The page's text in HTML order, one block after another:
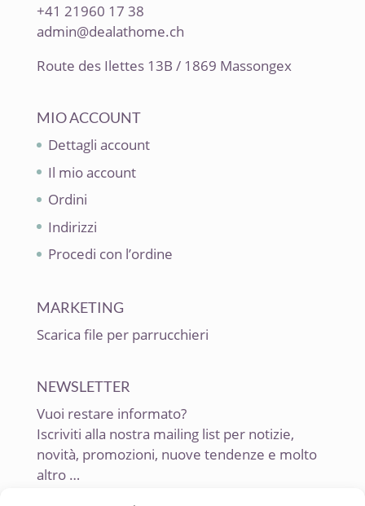
+41 21960 17 38
admin@dealathome.ch
Route des Ilettes 13B / 1869 Massongex
MIO ACCOUNT
Dettagli account
Il mio account
Ordini
Indirizzi
Procedi con l’ordine
MARKETING
Scarica file per parrucchieri
NEWSLETTER
Vuoi restare informato?
Iscriviti alla nostra mailing list per notizie,
novità, promozioni, nuove tendenze e molto
altro …